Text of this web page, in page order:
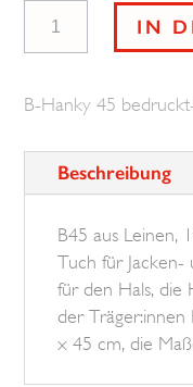
Solid
Menge
IN
B-Hanky 45
Beschreibung
B45 aus Leinen,
Tuch für Jacken-
für den Hals, die
der Träger:innen
x 45 cm, die